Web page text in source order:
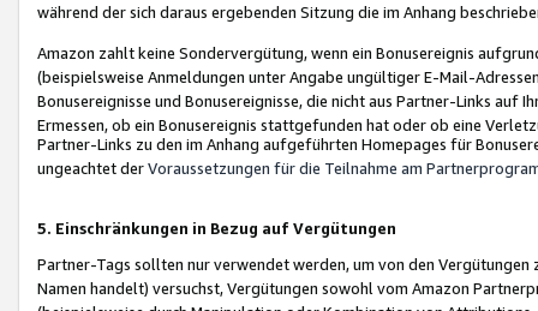
während der sich daraus ergebenden Sitzung die im Anhang
Amazon zahlt keine Sondervergütung, wenn ein Bonusereignis
(beispielsweise Anmeldungen unter Angabe ungültiger E-Mail-
Bonusereignisse und Bonusereignisse, die nicht aus Partner-Links auf
Ermessen, ob ein Bonusereignis stattgefunden hat oder ob eine
Partner-Links zu den im Anhang aufgeführten Homepages für
ungeachtet derVoraussetzungen für die Teilnahme am
5. Einschränkungen in Bezug auf Vergütungen
Partner-Tags sollten nur verwendet werden, um von den
Namen handelt) versuchst, Vergütungen sowohl vom Amazon